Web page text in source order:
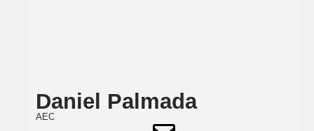
Daniel Palmada
AEC